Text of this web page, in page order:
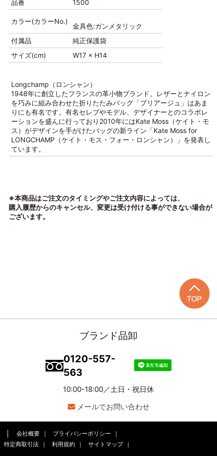
品番
1500
カラー(カラーNo.)
金具色:ガンメタリック
付属品
純正保護袋
サイズ(cm)
W17 × H14
Longchamp（ロンシャン）
1948年に創立したフランスの革小物ブランド。レザーとナイロン
を巧みに組み合わせた折りたたみバッグ「プリアージュ」はあま
りにも有名です。有名セレブやモデル、デザイナーとのコラボレ
ーションを盛んに行っており2010年にはKate Moss（ケイト・モ
ス）がデザインを手がけたバッグの新ライン「Kate Moss for
LONGCHAMP（ケイト・モス・フォー・ロンシャン）」を発表し
ています。
※本商品はご注文のタイミングやご注文内容によっては、
購入履歴からのキャンセル、変更は受け付ける事ができない場合が
ございます。
ブランド品卸
0120-557-
563
10:00-18:00／土日・祝日休
メールでお問い合わせ
会社概要
プライバシーポリシー
特定商取引法
利用規約 サイトマップ